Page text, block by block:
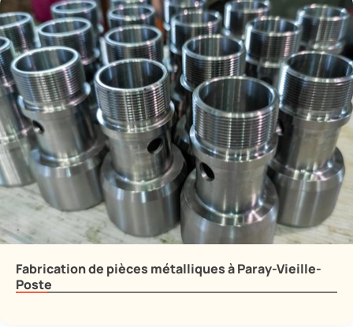
Fabrication de pièces métalliques à Paray-Vieille-
Poste